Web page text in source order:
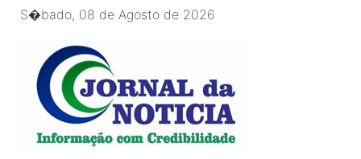
S�bado, 08 de Agosto de 2026